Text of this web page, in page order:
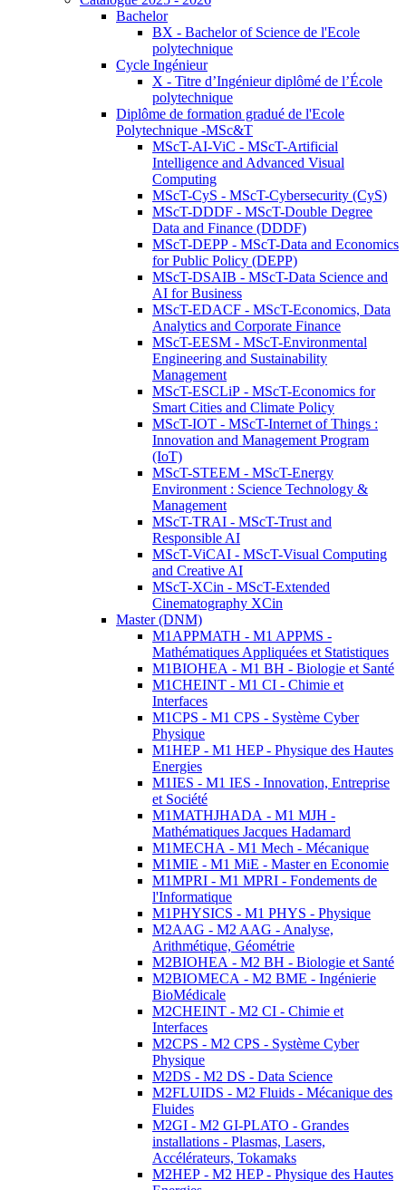
Bachelor
BX - Bachelor of Science de l'Ecole
polytechnique
Cycle Ingénieur
X - Titre d’Ingénieur diplômé de l’École
polytechnique
Diplôme de formation gradué de l'Ecole
Polytechnique -MSc&T
MScT-AI-ViC - MScT-Artificial
Intelligence and Advanced Visual
Computing
MScT-CyS - MScT-Cybersecurity (CyS)
MScT-DDDF - MScT-Double Degree
Data and Finance (DDDF)
MScT-DEPP - MScT-Data and Economics
for Public Policy (DEPP)
MScT-DSAIB - MScT-Data Science and
AI for Business
MScT-EDACF - MScT-Economics, Data
Analytics and Corporate Finance
MScT-EESM - MScT-Environmental
Engineering and Sustainability
Management
MScT-ESCLiP - MScT-Economics for
Smart Cities and Climate Policy
MScT-IOT - MScT-Internet of Things :
Innovation and Management Program
(IoT)
MScT-STEEM - MScT-Energy
Environment : Science Technology &
Management
MScT-TRAI - MScT-Trust and
Responsible AI
MScT-ViCAI - MScT-Visual Computing
and Creative AI
MScT-XCin - MScT-Extended
Cinematography XCin
Master (DNM)
M1APPMATH - M1 APPMS -
Mathématiques Appliquées et Statistiques
M1BIOHEA - M1 BH - Biologie et Santé
M1CHEINT - M1 CI - Chimie et
Interfaces
M1CPS - M1 CPS - Système Cyber
Physique
M1HEP - M1 HEP - Physique des Hautes
Energies
M1IES - M1 IES - Innovation, Entreprise
et Société
M1MATHJHADA - M1 MJH -
Mathématiques Jacques Hadamard
M1MECHA - M1 Mech - Mécanique
M1MIE - M1 MiE - Master en Economie
M1MPRI - M1 MPRI - Fondements de
l'Informatique
M1PHYSICS - M1 PHYS - Physique
M2AAG - M2 AAG - Analyse,
Arithmétique, Géométrie
M2BIOHEA - M2 BH - Biologie et Santé
M2BIOMECA - M2 BME - Ingénierie
BioMédicale
M2CHEINT - M2 CI - Chimie et
Interfaces
M2CPS - M2 CPS - Système Cyber
Physique
M2DS - M2 DS - Data Science
M2FLUIDS - M2 Fluids - Mécanique des
Fluides
M2GI - M2 GI-PLATO - Grandes
installations - Plasmas, Lasers,
Accélérateurs, Tokamaks
M2HEP - M2 HEP - Physique des Hautes